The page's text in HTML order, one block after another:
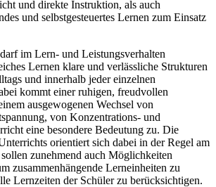
und direkte Instruktion, als auch
und selbstgesteuertes Lernen zum Einsatz
im Lern- und Leistungsverhalten
Lernen klare und verlässliche Strukturen
und innerhalb jeder einzelnen
kommt einer ruhigen, freudvollen
ausgewogenen Wechsel von
von Konzentrations- und
eine besondere Bedeutung zu. Die
orientiert sich dabei in der Regel am
zunehmend auch Möglichkeiten
zusammenhängende Lerneinheiten zu
Lernzeiten der Schüler zu berücksichtigen.